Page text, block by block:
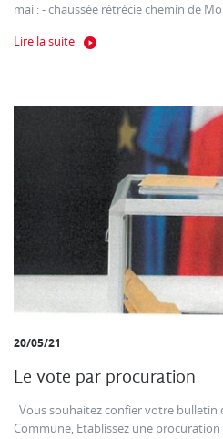
mai : - chaussée rétrécie chemin de
Lire la suite
20/05/21
Le vote par procuration
Vous souhaitez confier votre bulletin
Commune, Etablissez une